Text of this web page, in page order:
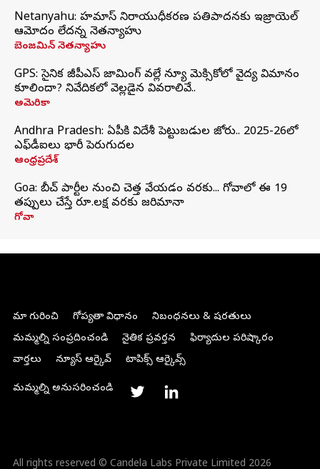
Netanyahu: హమాస్ నిరాయుధీకరణ ప్రతిపాదనకు ఇజ్రాయెల్
ఆమోదం లేదన్న నెతన్యాహు
బెంజమిన్ నెతన్యాహు
GPS: సైనిక జీపీఎస్ జామింగ్ వల్లే న్యూ మెక్సికోలో వైద్య విమానం
కూలిందా? నివేదికలో వెల్లడైన వివరాలివే..
అమెరికా
Andhra Pradesh: ఏపీకి విదేశీ పెట్టుబడుల జోరు.. 2025-26లో
ఎఫ్‌డీఐలు భారీ పెరుగుదల
ఆంధ్రప్రదేశ్
Goa: బీచ్ పార్టీల నుంచి చెత్త వేయడం వరకు... గోవాలో ఈ 19
తప్పులు చేస్తే రూ.లక్ష వరకు జరిమానా
గోవా
మా గురించి గోప్యతా విధానం
నిబంధనలు & షరతులు
మమ్మల్ని సంప్రదించండి
నైతిక ప్రవర్తన
ఫిర్యాదుల పరిష్కారం
వార్తలు
న్యూస్ ఆర్కైవ్ టాపిక్స్ ఆర్కైవ్స్
మమ్మల్ని అనుసరించండి
All rights reserved © Candela Labs Private Limited 2026